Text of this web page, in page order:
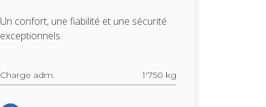
Un confort, une fia­bi­lité et une sécu­rité
excep­tion­nels.
Charge adm. 1'750 kg